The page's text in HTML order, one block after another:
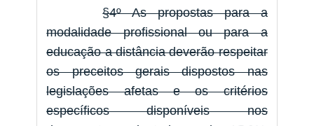
§4º As propostas para a
modalidade profissional ou para a
educação a distância deverão respeitar
os preceitos gerais dispostos nas
legislações afetas e os critérios
específicos disponíveis nos